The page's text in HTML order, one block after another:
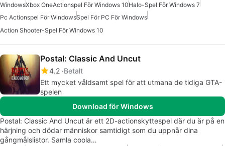
WindowsXbox OneActionspel För Windows 10Halo-Spel För Windows 7
Pc Actionspel För WindowsSpel För PC För Windows
Action Shooter-Spel För Windows 10
Postal: Classic And Uncut
4.2 Betalt
Ett mycket våldsamt spel för att utmana de tidiga GTA-
spelen
Download för Windows
Postal: Classic And Uncut är ett 2D-actionskyttespel där du är på en
härjning och dödar människor samtidigt som du uppnår dina
gångmålslistor. Samla coola…